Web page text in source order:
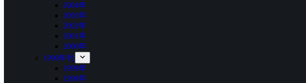
2004年
2003年
2002年
2001年
2000年
1990年代
1999年
1998年